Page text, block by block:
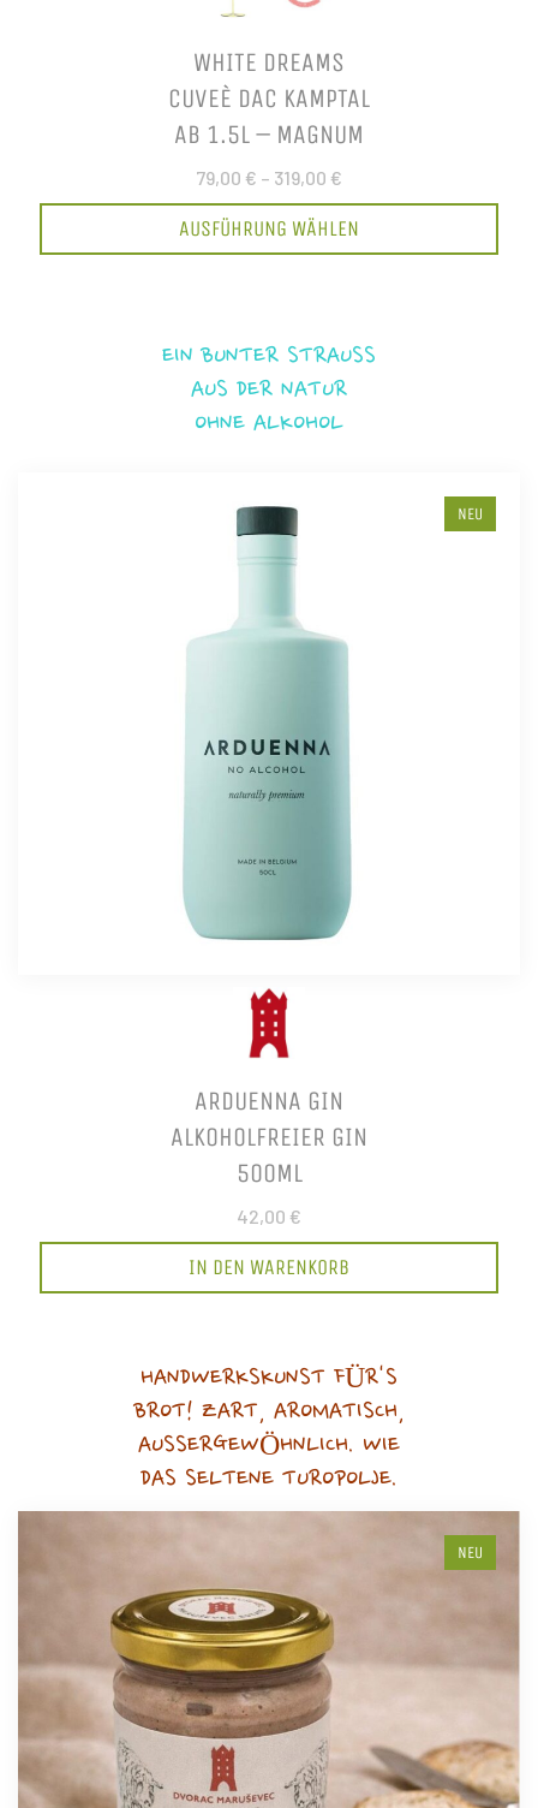
WHITE DREAMS
CUVEÈ DAC KAMPTAL
AB 1.5L – MAGNUM
79,00 € – 319,00 €
AUSFÜHRUNG WÄHLEN
EIN BUNTER STRAUSS
AUS DER NATUR
OHNE ALKOHOL
NEU
ARDUENNA GIN
ALKOHOLFREIER GIN
500ML
42,00 €
IN DEN WARENKORB
HANDWERKSKUNST FÜR'S
BROT! ZART, AROMATISCH,
AUSSERGEWÖHNLICH. WIE
DAS SELTENE TUROPOLJE.
NEU